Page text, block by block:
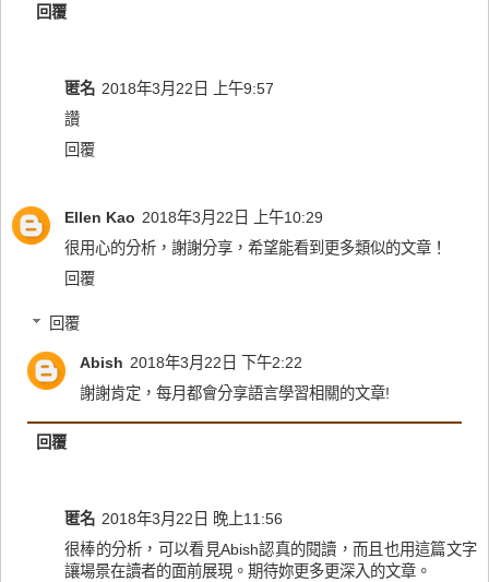
回覆
匿名 2018年3月22日 上午9:57
讚
回覆
Ellen Kao 2018年3月22日 上午10:29
很用心的分析，謝謝分享，希望能看到更多類似的文章！
回覆
回覆
Abish 2018年3月22日 下午2:22
謝謝肯定，每月都會分享語言學習相關的文章!
回覆
匿名 2018年3月22日 晚上11:56
很棒的分析，可以看見Abish認真的閱讀，而且也用這篇文字
讓場景在讀者的面前展現。期待妳更多更深入的文章。